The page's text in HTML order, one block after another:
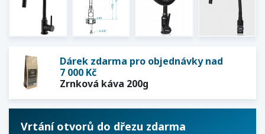
Dárek zdarma pro objednávky nad
7 000 Kč
Zrnková káva 200g
Vrtání otvorů do dřezu zdarma